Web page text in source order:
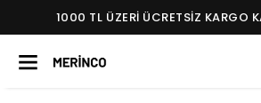
1000 TL ÜZERI ÜCRETSIZ KARGO